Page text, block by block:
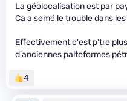
La géolocalisation est par
Ca a semé le trouble dans
Effectivement c'est p'tre
d'anciennes palteformes
4